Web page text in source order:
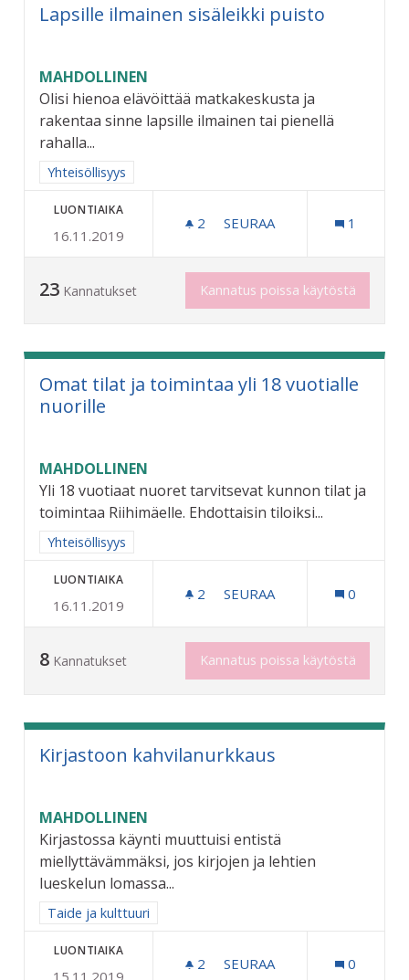
Lapsille ilmainen sisäleikki puisto
MAHDOLLINEN
Olisi hienoa elävöittää matkakeskusta ja
rakentaa sinne lapsille ilmainen tai pienellä
rahalla...
Rajaa tulokset aihepiirin mukaan: Yhteisöllisyys
Yhteisöllisyys
LUONTIAIKA
16.11.2019
2 2 SEURAAJAA
SEURAA 1
23 Kannatukset Kannatus poissa käytöstä
Omat tilat ja toimintaa yli 18 vuotialle
nuorille
MAHDOLLINEN
Yli 18 vuotiaat nuoret tarvitsevat kunnon tilat ja
toimintaa Riihimäelle. Ehdottaisin tiloiksi...
Rajaa tulokset aihepiirin mukaan: Yhteisöllisyys
Yhteisöllisyys
LUONTIAIKA
16.11.2019
2 2 SEURAAJAA
SEURAA 0
8 Kannatukset Kannatus poissa käytöstä
Kirjastoon kahvilanurkkaus
MAHDOLLINEN
Kirjastossa käynti muuttuisi entistä
miellyttävämmäksi, jos kirjojen ja lehtien
lueskelun lomassa...
Rajaa tulokset aihepiirin mukaan: Taide ja kulttuuri
Taide ja kulttuuri
LUONTIAIKA
15.11.2019
2 2 SEURAAJAA
SEURAA 0